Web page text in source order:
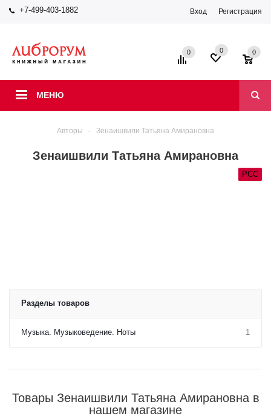
+7-499-403-1882 Вход Регистрация
МЕНЮ
0 0 0
Авторы - Зенаишвили Татьяна Амирановна
Зенаишвили Татьяна Амирановна
РСС
Разделы товаров
Музыка. Музыковедение. Ноты 1
Товары Зенаишвили Татьяна Амирановна в
нашем магазине